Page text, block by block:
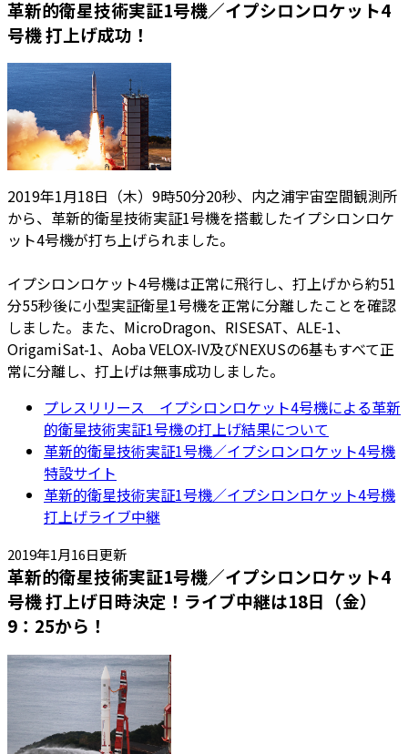
革新的衛星技術実証1号機／イプシロンロケット4
号機 打上げ成功！
2019年1月18日（木）9時50分20秒、内之浦宇宙空間観測所
から、革新的衛星技術実証1号機を搭載したイプシロンロケ
ット4号機が打ち上げられました。
イプシロンロケット4号機は正常に飛行し、打上げから約51
分55秒後に小型実証衛星1号機を正常に分離したことを確認
しました。また、MicroDragon、RISESAT、ALE-1、
OrigamiSat-1、Aoba VELOX-IV及びNEXUSの6基もすべて正
常に分離し、打上げは無事成功しました。
プレスリリース イプシロンロケット4号機による革新
的衛星技術実証1号機の打上げ結果について
革新的衛星技術実証1号機／イプシロンロケット4号機
特設サイト
革新的衛星技術実証1号機／イプシロンロケット4号機
打上げライブ中継
2019年1月16日更新
革新的衛星技術実証1号機／イプシロンロケット4
号機 打上げ日時決定！ライブ中継は18日（金）
9：25から！